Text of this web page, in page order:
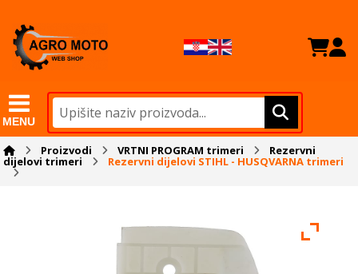
MENU
Proizvodi VRTNI PROGRAM trimeri Rezervni
dijelovi trimeri Rezervni dijelovi STIHL - HUSQVARNA trimeri